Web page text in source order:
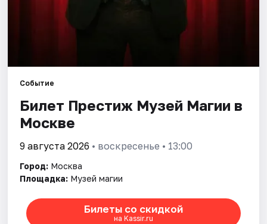
Событие
Билет Престиж Музей Магии в
Москве
9 августа 2026 • воскресенье • 13:00
Город: Москва
Площадка: Музей магии
Билеты со скидкой
на Kassir.ru